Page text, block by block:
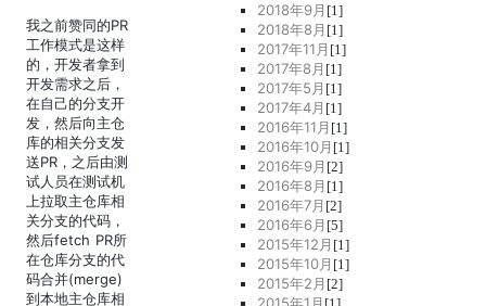
我之前赞同的PR
工作模式是这样
的，开发者拿到
开发需求之后，
在自己的分支开
发，然后向主仓
库的相关分支发
送PR，之后由测
试人员在测试机
上拉取主仓库相
关分支的代码，
然后fetch PR所
在仓库分支的代
码合并(merge)
到本地主仓库相
2018年9月 [1]
2018年8月 [1]
2017年11月 [1]
2017年8月 [1]
2017年5月 [1]
2017年4月 [1]
2016年11月 [1]
2016年10月 [1]
2016年9月 [2]
2016年8月 [1]
2016年7月 [2]
2016年6月 [5]
2015年12月 [1]
2015年10月 [1]
2015年2月 [2]